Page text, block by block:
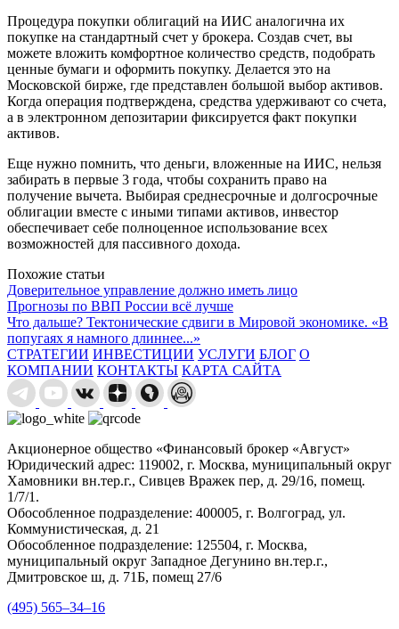
Процедура покупки облигаций на ИИС аналогична их
покупке на стандартный счет у брокера. Создав счет, вы
можете вложить комфортное количество средств, подобрать
ценные бумаги и оформить покупку. Делается это на
Московской бирже, где представлен большой выбор активов.
Когда операция подтверждена, средства удерживают со счета,
а в электронном депозитарии фиксируется факт покупки
активов.
Еще нужно помнить, что деньги, вложенные на ИИС, нельзя
забирать в первые 3 года, чтобы сохранить право на
получение вычета. Выбирая среднесрочные и долгосрочные
облигации вместе с иными типами активов, инвестор
обеспечивает себе полноценное использование всех
возможностей для пассивного дохода.
Похожие статьи
Доверительное управление должно иметь лицо
Прогнозы по ВВП России всё лучше
Что дальше? Тектонические сдвиги в Мировой экономике. «В
попугаях я намного длиннее...»
СТРАТЕГИИ ИНВЕСТИЦИИ УСЛУГИ БЛОГ О
КОМПАНИИ КОНТАКТЫ КАРТА САЙТА
Акционерное общество «Финансовый брокер «Август»
Юридический адрес: 119002, г. Москва, муниципальный округ
Хамовники вн.тер.г., Сивцев Вражек пер, д. 29/16, помещ.
1/7/1.
Обособленное подразделение: 400005, г. Волгоград, ул.
Коммунистическая, д. 21
Обособленное подразделение: 125504, г. Москва,
муниципальный округ Западное Дегунино вн.тер.г.,
Дмитровское ш, д. 71Б, помещ 27/6
(495) 565–34–16